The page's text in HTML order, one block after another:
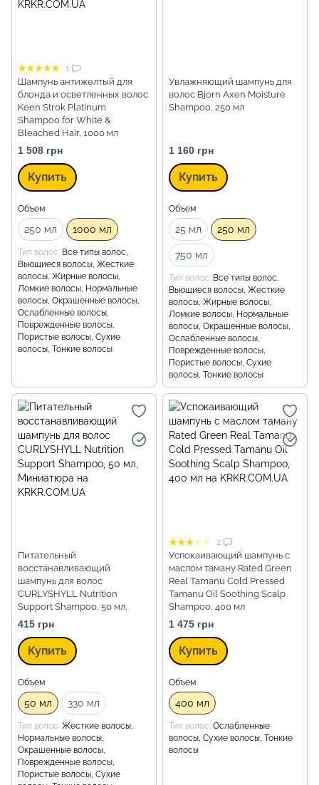
1
Шампунь антижелтый для
блонда и осветленных волос
Keen Strok Platinum
Shampoo for White &
Bleached Hair, 1000 мл
1 508 грн
Купить
Объем
250 мл 1000 мл
Тип волос Все типы волос,
Вьющиеся волосы, Жесткие
волосы, Жирные волосы,
Ломкие волосы, Нормальные
волосы, Окрашенные волосы,
Ослабленные волосы,
Поврежденные волосы,
Пористые волосы, Сухие
волосы, Тонкие волосы
Увлажняющий шампунь для
волос Bjorn Axen Moisture
Shampoo, 250 мл
1 160 грн
Купить
Объем
25 мл 250 мл
750 мл
Тип волос Все типы волос,
Вьющиеся волосы, Жесткие
волосы, Жирные волосы,
Ломкие волосы, Нормальные
волосы, Окрашенные волосы,
Ослабленные волосы,
Поврежденные волосы,
Пористые волосы, Сухие
волосы, Тонкие волосы
Питательный
восстанавливающий
шампунь для волос
CURLYSHYLL Nutrition
Support Shampoo, 50 мл,
Миниатюра
415 грн
Купить
Объем
50 мл 330 мл
Тип волос Жесткие волосы,
Нормальные волосы,
Окрашенные волосы,
Поврежденные волосы,
Пористые волосы, Сухие
2
Успокаивающий шампунь с
маслом таману Rated Green
Real Tamanu Cold Pressed
Tamanu Oil Soothing Scalp
Shampoo, 400 мл
1 475 грн
Купить
Объем
400 мл
Тип волос Ослабленные
волосы, Сухие волосы, Тонкие
волосы